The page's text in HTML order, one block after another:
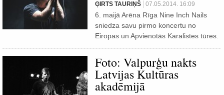
ĢIRTS TAURIŅŠ 07.05.2014. 16:09
6. maijā Arēna Rīga Nine Inch Nails
sniedza savu pirmo koncertu no
Eiropas un Apvienotās Karalistes tūres.
Foto: Valpurģu nakts
Latvijas Kultūras
akadēmijā